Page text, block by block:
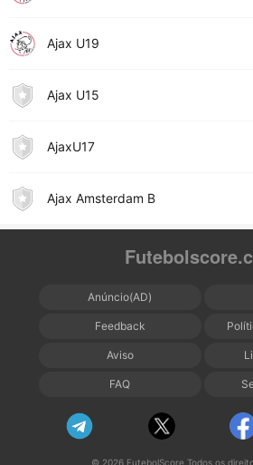
Ajax U19
Ajax U15
AjaxU17
Ajax Amsterdam B
Anúncio(AD)
Feedback
Aviso
FAQ
© 2026 FutebolScore Todos os